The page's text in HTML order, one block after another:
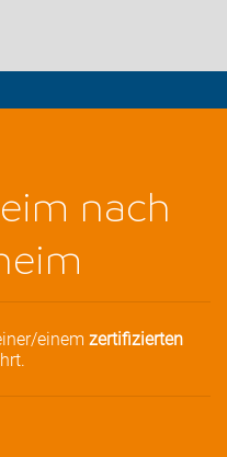
nach
einem zertifizierten